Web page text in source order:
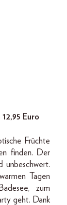
Euro
Früchte
finden. Der
unbeschwert.
Tagen
zum
geht. Dank